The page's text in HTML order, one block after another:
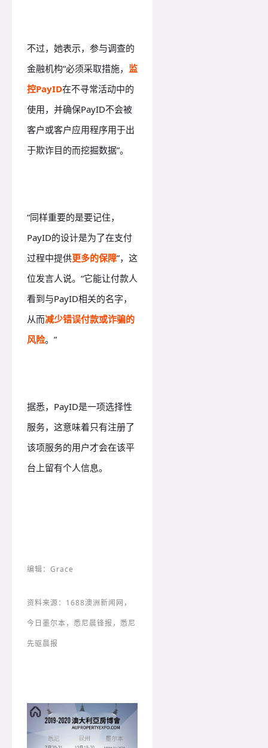
不过，她表示，参与调查的
金融机构“必须采取措施， 监
控PayID在不寻常活动中的
使用，并确保PayID不会被
客户或客户应用程序用于出
于欺诈目的而挖掘数据”。
“同样重要的是要记住，
PayID的设计是为了在支付
过程中提供更多的保障”，这
位发言人说。“它能让付款人
看到与PayID相关的名字，
从而减少错误付款或诈骗的
风险。”
据悉，PayID是一项选择性
服务，这意味着只有注册了
该项服务的用户才会在该平
台上留有个人信息。
编辑：Grace
资料来源：1688澳洲新闻网，
今日墨尔本，悉尼晨锋报，悉尼
先驱晨报